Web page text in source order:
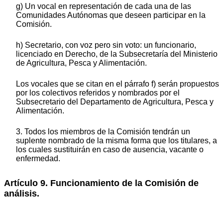
g) Un vocal en representación de cada una de las
Comunidades Autónomas que deseen participar en la
Comisión.
h) Secretario, con voz pero sin voto: un funcionario,
licenciado en Derecho, de la Subsecretaría del Ministerio
de Agricultura, Pesca y Alimentación.
Los vocales que se citan en el párrafo f) serán propuestos
por los colectivos referidos y nombrados por el
Subsecretario del Departamento de Agricultura, Pesca y
Alimentación.
3. Todos los miembros de la Comisión tendrán un
suplente nombrado de la misma forma que los titulares, a
los cuales sustituirán en caso de ausencia, vacante o
enfermedad.
Artículo 9. Funcionamiento de la Comisión de
análisis.